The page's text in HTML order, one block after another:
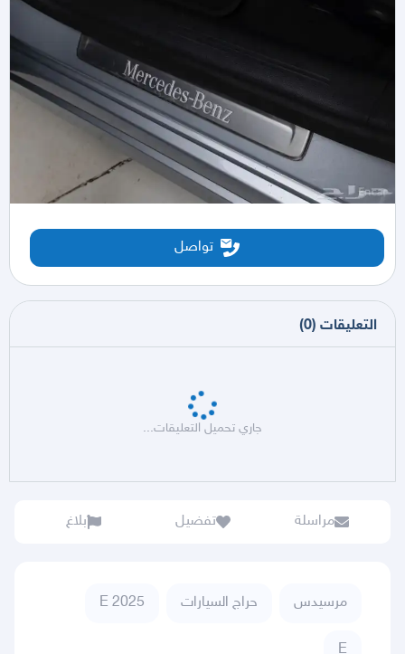
تواصل
التعليقات (
0
)
جاري تحميل التعليقات...
مراسلة تفضيل بلاغ
مرسيدس حراج السيارات E 2025
E